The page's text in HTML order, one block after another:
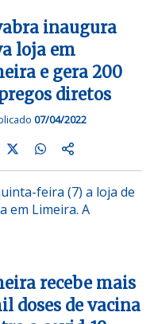
inaugura
loja em
e gera 200
diretos
07/04/2022
feira (7) a loja de
em Limeira. A
recebe mais
doses de vacina